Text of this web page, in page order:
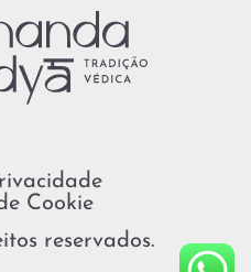
Cookie
reservados.